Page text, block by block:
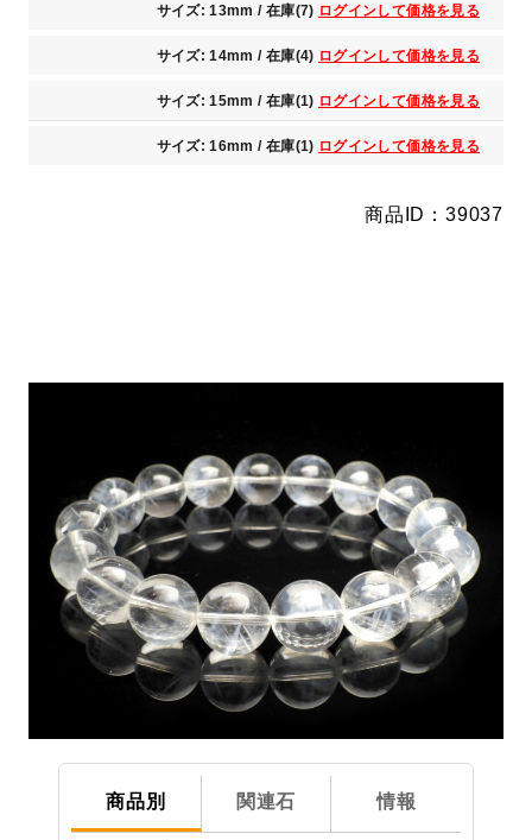
商品別 関連石 情報
サイズ: 13mm / 在庫(7) ログインして価格を見る
サイズ: 14mm / 在庫(4) ログインして価格を見る
サイズ: 15mm / 在庫(1) ログインして価格を見る
サイズ: 16mm / 在庫(1) ログインして価格を見る
商品ID：39037